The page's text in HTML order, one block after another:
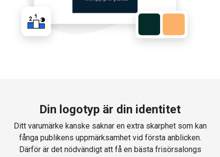
Din logotyp är din identitet
Ditt varumärke kanske saknar en extra skarphet som kan
fånga publikens uppmärksamhet vid första anblicken.
Därför är det nödvändigt att få en bästa frisörsalongs